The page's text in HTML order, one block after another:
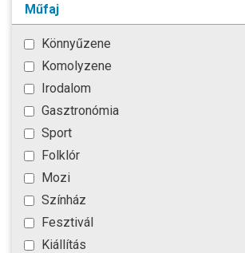
Műfaj
Könnyűzene
Komolyzene
Irodalom
Gasztronómia
Sport
Folklór
Mozi
Színház
Fesztivál
Kiállítás